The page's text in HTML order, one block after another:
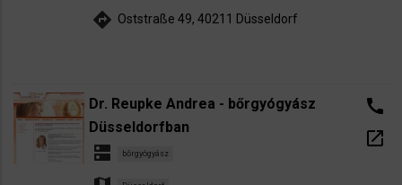
directions Oststraße 49, 40211 Düsseldorf
Dr. Reupke Andrea - bőrgyógyász
Düsseldorfban
dns bőrgyógyász
call
open_in_new